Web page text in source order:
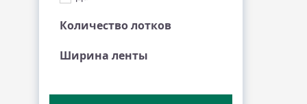
Количество лотков
Ширина ленты